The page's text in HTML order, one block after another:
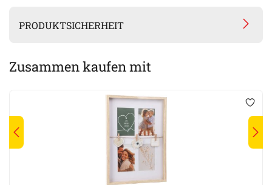
PRODUKTSICHERHEIT
Zusammen kaufen mit